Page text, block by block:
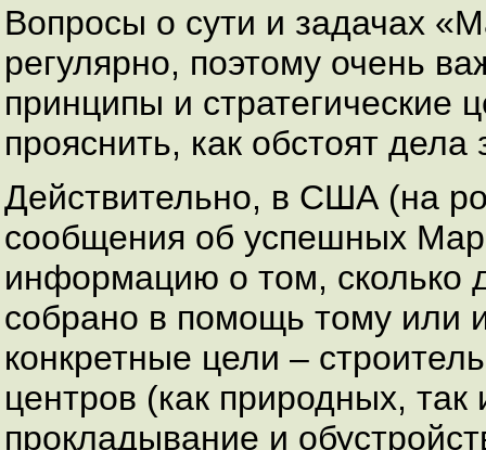
Вопросы о сути и задачах
регулярно, поэтому очень
принципы и стратегические
прояснить, как обстоят
Действительно, в США (на
сообщения об успешных
информацию о том, сколько
собрано в помощь тому или
конкретные цели –
центров (как природных, так
прокладывание и